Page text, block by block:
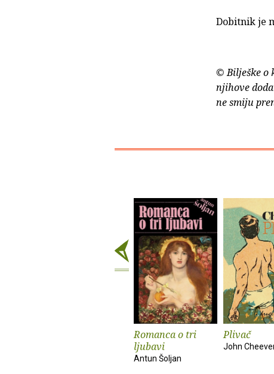
Dobitnik je
© Bilješke o
njihove
ne smiju
Romanca o tri
ljubavi
Antun Šoljan
Plivač
John